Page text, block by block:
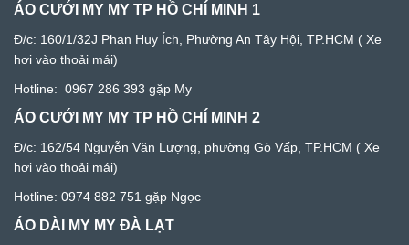
ÁO CƯỚI MY MY TP HỒ CHÍ MINH 1
Đ/c: 160/1/32J Phan Huy Ích, Phường An Tây Hội, TP.HCM ( Xe
hơi vào thoải mái)
Hotline: 0967 286 393 gặp My
ÁO CƯỚI MY MY TP HỒ CHÍ MINH 2
Đ/c: 162/54 Nguyễn Văn Lượng, phường Gò Vấp, TP.HCM ( Xe
hơi vào thoải mái)
Hotline: 0974 882 751 gặp Ngọc
ÁO DÀI MY MY ĐÀ LẠT